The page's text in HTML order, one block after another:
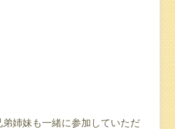
姉妹も一緒に参加していただ